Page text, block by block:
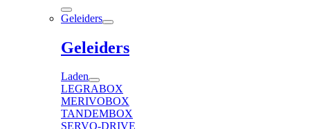
Geleiders
Geleiders
Laden
LEGRABOX
MERIVOBOX
TANDEMBOX
SERVO-DRIVE